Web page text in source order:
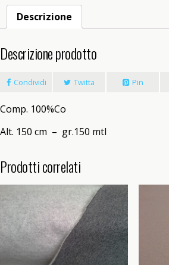
Descrizione
Descrizione prodotto
Condividi Twitta Pin
Comp. 100%Co
Alt. 150 cm – gr.150 mtl
Prodotti correlati